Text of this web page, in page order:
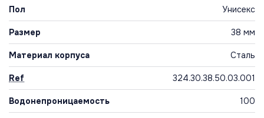
Пол Унисекс
Размер 38 мм
Материал корпуса Сталь
Ref 324.30.38.50.03.001
Водонепроницаемость 100